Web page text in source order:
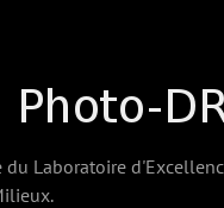
Laboratoire